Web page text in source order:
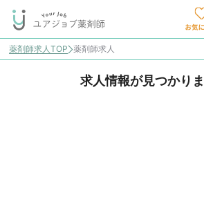
薬剤師求人TOP 薬剤師求人
求人情報が見つかり